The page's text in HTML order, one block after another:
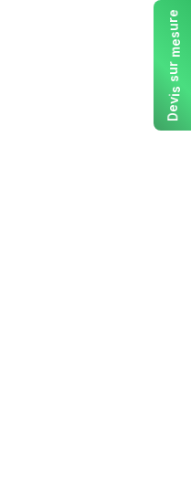
D
e
v
i
s
s
u
r
m
e
s
u
r
e